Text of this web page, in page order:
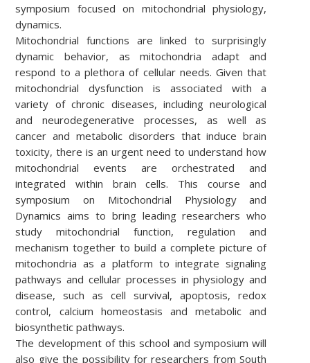
symposium focused on mitochondrial physiology,
dynamics.
Mitochondrial functions are linked to surprisingly
dynamic behavior, as mitochondria adapt and
respond to a plethora of cellular needs. Given that
mitochondrial dysfunction is associated with a
variety of chronic diseases, including neurological
and neurodegenerative processes, as well as
cancer and metabolic disorders that induce brain
toxicity, there is an urgent need to understand how
mitochondrial events are orchestrated and
integrated within brain cells. This course and
symposium on Mitochondrial Physiology and
Dynamics aims to bring leading researchers who
study mitochondrial function, regulation and
mechanism together to build a complete picture of
mitochondria as a platform to integrate signaling
pathways and cellular processes in physiology and
disease, such as cell survival, apoptosis, redox
control, calcium homeostasis and metabolic and
biosynthetic pathways.
The development of this school and symposium will
also give the possibility for researchers from South